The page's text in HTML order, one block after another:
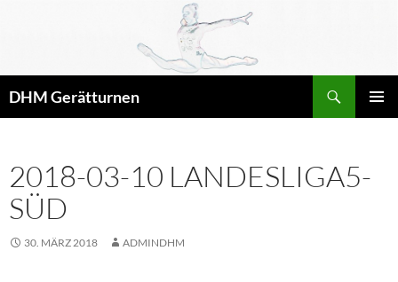
DHM Gerätturnen
2018-03-10 LANDESLIGA5-
SÜD
30. MÄRZ 2018 ADMINDHM